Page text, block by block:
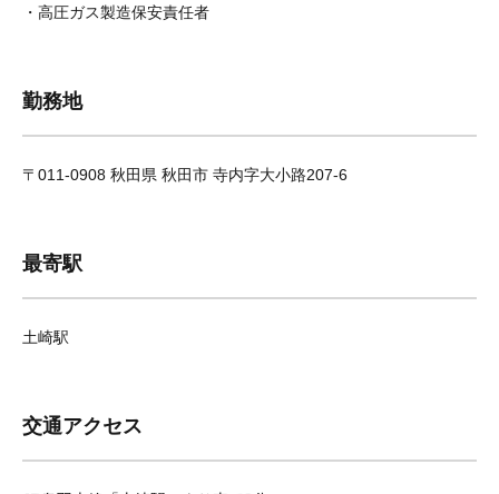
・高圧ガス製造保安責任者
勤務地
〒011-0908 秋田県 秋田市 寺内字大小路207-6
最寄駅
土崎駅
交通アクセス